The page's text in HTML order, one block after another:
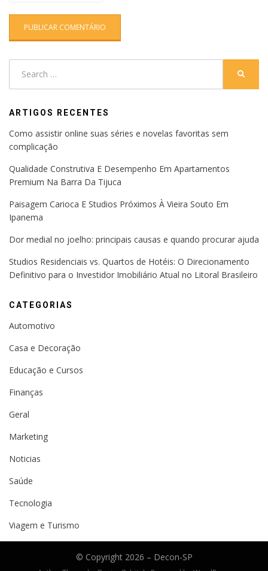
ARTIGOS RECENTES
Como assistir online suas séries e novelas favoritas sem
complicação
Qualidade Construtiva E Desempenho Em Apartamentos
Premium Na Barra Da Tijuca
Paisagem Carioca E Studios Próximos À Vieira Souto Em
Ipanema
Dor medial no joelho: principais causas e quando procurar ajuda
Studios Residenciais vs. Quartos de Hotéis: O Direcionamento
Definitivo para o Investidor Imobiliário Atual no Litoral Brasileiro
CATEGORIAS
Automotivo
Casa e Decoração
Educação e Cursos
Finanças
Geral
Marketing
Noticias
Saúde
Tecnologia
Viagem e Turismo
© Copyright 2026 – Decon-SP